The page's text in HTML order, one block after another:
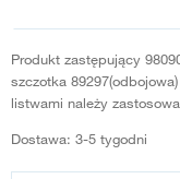
Produkt zastępujący
szczotka
listwami należy
Dostawa: 3-5 tygodni